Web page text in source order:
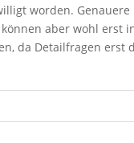
worden. Genauere
aber wohl erst
da Detailfragen erst